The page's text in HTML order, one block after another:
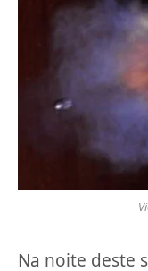
Na noite deste